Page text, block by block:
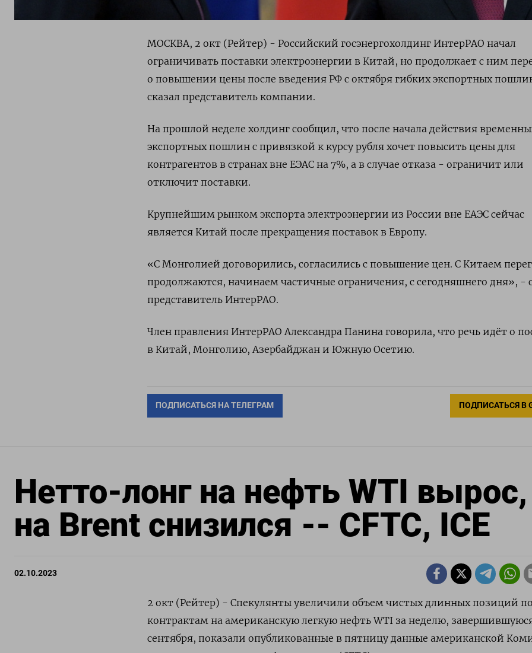
МОСКВА, 2 окт (Рейтер) - Российский госэнергохолдинг ИнтерРАО начал
ограничивать поставки электроэнергии в Китай, но продолжает с ним
о повышении цены после введения РФ с октября гибких экспортных
сказал представитель компании.
На прошлой неделе холдинг сообщил, что после начала действия
экспортных пошлин с привязкой к курсу рубля хочет повысить цены для
контрагентов в странах вне ЕЭАС на 7%, а в случае отказа - ограничит или
отключит поставки.
Крупнейшим рынком экспорта электроэнергии из России вне ЕАЭС сейчас
является Китай после прекращения поставок в Европу.
«С Монголией договорились, согласились с повышение цен. С Китаем
продолжаются, начинаем частичные ограничения, с сегодняшнего дня», -
представитель ИнтерРАО.
Член правления ИнтерРАО Александра Панина говорила, что речь идёт о
в Китай, Монголию, Азербайджан и Южную Осетию.
ПОДПИСАТЬСЯ НА ТЕЛЕГРАМ ПОДПИСАТЬСЯ В
Нетто-лонг на нефть WTI вырос,
на Brent снизился -- CFTC, ICE
02.10.2023
2 окт (Рейтер) - Спекулянты увеличили объем чистых длинных позиций
контрактам на американскую легкую нефть WTI за неделю,
сентября, показали опубликованные в пятницу данные американской